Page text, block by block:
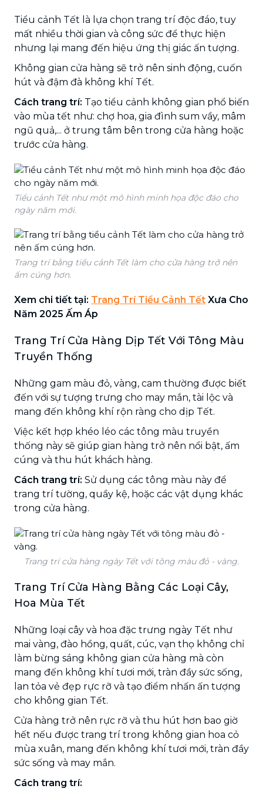
Tiểu cảnh Tết là lựa chọn trang trí độc đáo, tuy
mất nhiều thời gian và công sức để thực hiện
nhưng lại mang đến hiệu ứng thị giác ấn tượng.
Không gian cửa hàng sẽ trở nên sinh động, cuốn
hút và đậm đà không khí Tết.
Cách trang trí: Tạo tiểu cảnh không gian phổ biến
vào mùa tết như: chợ hoa, gia đình sum vầy, mâm
ngũ quả,... ở trung tâm bên trong cửa hàng hoặc
trước cửa hàng.
Tiểu cảnh Tết như một mô hình minh họa độc đáo cho
ngày năm mới.
Trang trí bằng tiểu cảnh Tết làm cho cửa hàng trở nên
ấm cúng hơn.
Xem chi tiết tại: Trang Trí Tiểu Cảnh Tết Xưa Cho
Năm 2025 Ấm Áp
Trang Trí Cửa Hàng Dịp Tết Với Tông Màu
Truyền Thống
Những gam màu đỏ, vàng, cam thường được biết
đến với sự tượng trưng cho may mắn, tài lộc và
mang đến không khí rộn ràng cho dịp Tết.
Việc kết hợp khéo léo các tông màu truyền
thống này sẽ giúp gian hàng trở nên nổi bật, ấm
cúng và thu hút khách hàng.
Cách trang trí: Sử dụng các tông màu này để
trang trí tường, quầy kệ, hoặc các vật dụng khác
trong cửa hàng.
Trang trí cửa hàng ngày Tết với tông màu đỏ - vàng.
Trang Trí Cửa Hàng Bằng Các Loại Cây,
Hoa Mùa Tết
Những loại cây và hoa đặc trưng ngày Tết như
mai vàng, đào hồng, quất, cúc, vạn thọ không chỉ
làm bừng sáng không gian cửa hàng mà còn
mang đến không khí tươi mới, tràn đầy sức sống,
lan tỏa vẻ đẹp rực rỡ và tạo điểm nhấn ấn tượng
cho không gian Tết.
Cửa hàng trở nên rực rỡ và thu hút hơn bao giờ
hết nếu được trang trí trong không gian hoa cỏ
mùa xuân, mang đến không khí tươi mới, tràn đầy
sức sống và may mắn.
Cách trang trí: